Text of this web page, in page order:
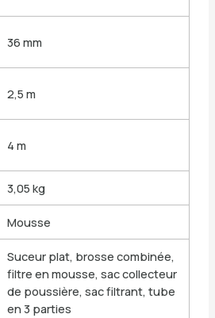
36 mm
2,5 m
4 m
3,05 kg
Mousse
Suceur plat, brosse combinée,
filtre en mousse, sac collecteur
de poussière, sac filtrant, tube
en 3 parties